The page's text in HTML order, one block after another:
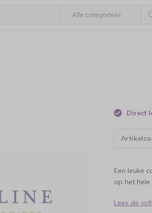
Direct
Een leuke
op het
Lees de